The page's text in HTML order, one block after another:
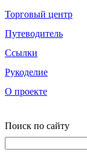
Торговый центр
Путеводитель
Ссылки
Рукоделие
О проекте
Поиск по сайту